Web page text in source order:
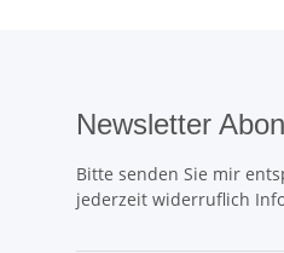
Newsletter
Bitte senden Sie mir
jederzeit widerruflich